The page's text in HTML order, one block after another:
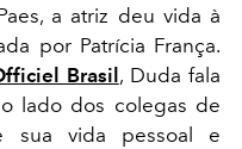
a atriz deu vida à
por Patrícia França.
Brasil , Duda fala
lado dos colegas de
sua vida pessoal e